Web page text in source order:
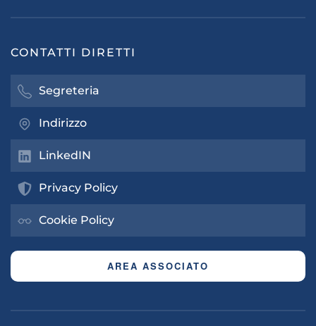
CONTATTI DIRETTI
Segreteria
Indirizzo
LinkedIN
Privacy Policy
Cookie Policy
AREA ASSOCIATO